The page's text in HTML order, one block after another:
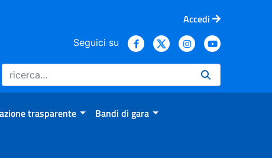
Accedi
Seguici su
trasparente Bandi di gara